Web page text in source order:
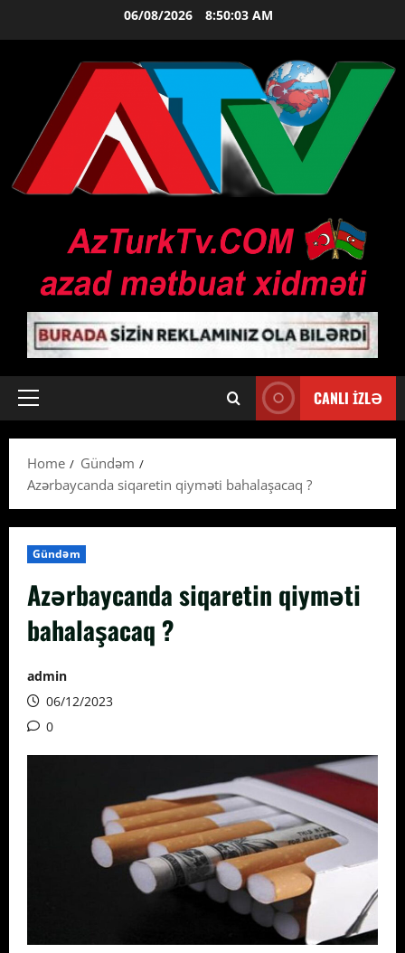
06/08/2026 8:50:03 AM
Primary
CANLI İZLƏ
Home
Gündəm
Azərbaycanda siqaretin qiyməti bahalaşacaq ?
Gündəm
Azərbaycanda siqaretin qiyməti
bahalaşacaq ?
admin
06/12/2023
0